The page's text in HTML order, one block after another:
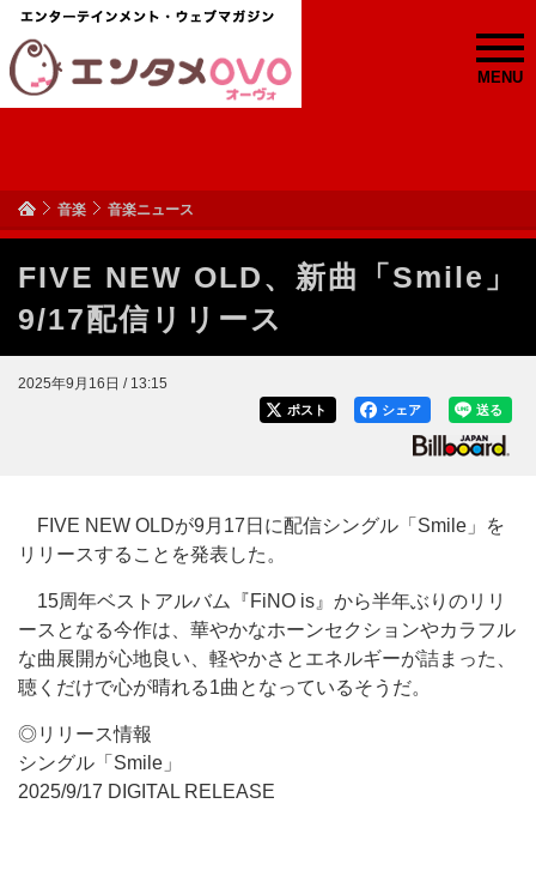
MENU
音楽 音楽ニュース
FIVE NEW OLD、新曲「Smile」
9/17配信リリース
2025年9月16日 / 13:15
送る
シェア
ポスト
FIVE NEW OLDが9月17日に配信シングル「Smile」を
リリースすることを発表した。
15周年ベストアルバム『FiNO is』から半年ぶりのリリ
ースとなる今作は、華やかなホーンセクションやカラフル
な曲展開が心地良い、軽やかさとエネルギーが詰まった、
聴くだけで心が晴れる1曲となっているそうだ。
◎リリース情報
シングル「Smile」
2025/9/17 DIGITAL RELEASE